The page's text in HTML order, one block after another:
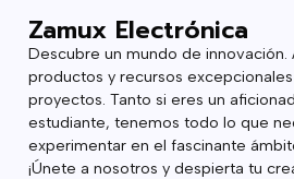
Zamux Electrónica
Descubre un mundo de innovación.
productos y recursos
proyectos. Tanto si eres un
estudiante, tenemos todo lo que
experimentar en el fascinante
¡Únete a nosotros y despierta tu